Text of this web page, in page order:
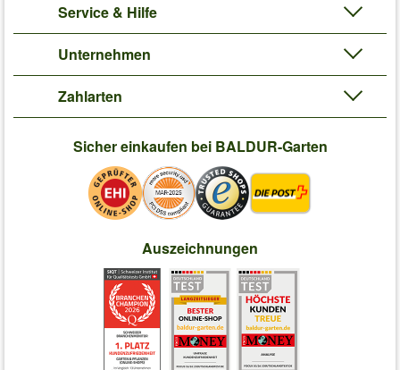
Service & Hilfe
Unternehmen
Zahlarten
Sicher einkaufen bei BALDUR-Garten
Auszeichnungen